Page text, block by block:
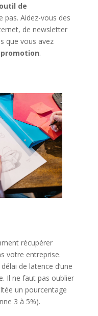
de
pas. Aidez-vous des
de newsletter
que vous avez
.
récupérer
votre entreprise.
de latence d’une
Il ne faut pas oublier
un pourcentage
3 à 5%).